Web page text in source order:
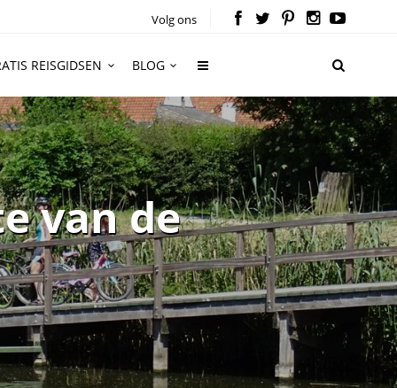
Volg ons
REISGIDSEN BLOG
van de